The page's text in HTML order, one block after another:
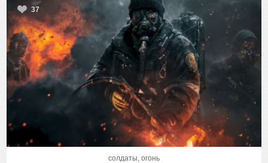
37
солдаты, огонь